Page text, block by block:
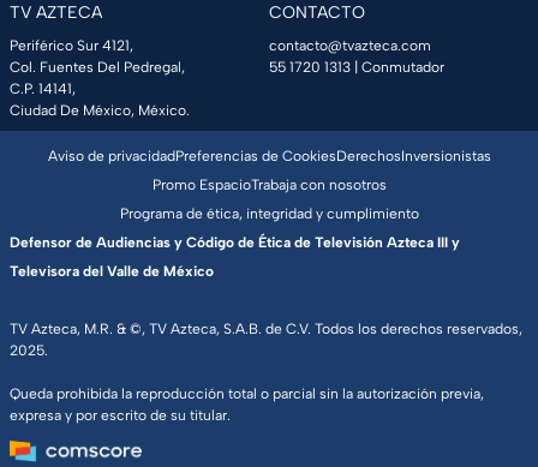
TV AZTECA
Periférico Sur 4121,
Col. Fuentes Del Pedregal,
C.P. 14141,
Ciudad De México, México.
CONTACTO
contacto@tvazteca.com
55 1720 1313 | Conmutador
TV Azteca, M.R. & ©, TV Azteca, S.A.B. de C.V. Todos los derechos reservados,
2025.
Queda prohibida la reproducción total o parcial sin la autorización previa,
expresa y por escrito de su titular.
Aviso de privacidadPreferencias de CookiesDerechosInversionistas
Promo EspacioTrabaja con nosotros
Programa de ética, integridad y cumplimiento
Defensor de Audiencias y Código de Ética de Televisión Azteca III y
Televisora del Valle de México